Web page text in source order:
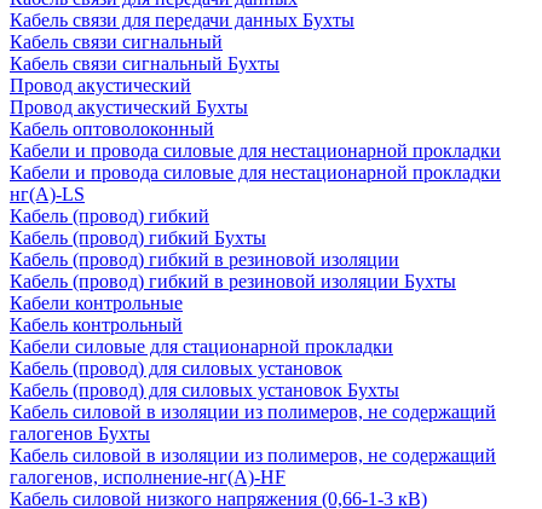
Кабель связи для передачи данных Бухты
Кабель связи сигнальный
Кабель связи сигнальный Бухты
Провод акустический
Провод акустический Бухты
Кабель оптоволоконный
Кабели и провода силовые для нестационарной прокладки
Кабели и провода силовые для нестационарной прокладки
нг(А)-LS
Кабель (провод) гибкий
Кабель (провод) гибкий Бухты
Кабель (провод) гибкий в резиновой изоляции
Кабель (провод) гибкий в резиновой изоляции Бухты
Кабели контрольные
Кабель контрольный
Кабели силовые для стационарной прокладки
Кабель (провод) для силовых установок
Кабель (провод) для силовых установок Бухты
Кабель силовой в изоляции из полимеров, не содержащий
галогенов Бухты
Кабель силовой в изоляции из полимеров, не содержащий
галогенов, исполнение-нг(А)-HF
Кабель силовой низкого напряжения (0,66-1-3 кВ)